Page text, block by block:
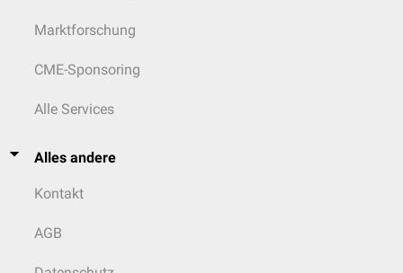
Marktforschung
CME-Sponsoring
Alle Services
Alles andere
Kontakt
AGB